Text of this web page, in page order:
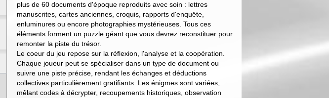
plus de 60 documents d'époque reproduits avec soin : lettres
manuscrites, cartes anciennes, croquis, rapports d'enquête,
enluminures ou encore photographies mystérieuses. Tous ces
éléments forment un puzzle géant que vous devrez reconstituer pour
remonter la piste du trésor.
Le coeur du jeu repose sur la réflexion, l'analyse et la coopération.
Chaque joueur peut se spécialiser dans un type de document ou
suivre une piste précise, rendant les échanges et déductions
collectives particulièrement gratifiants. Les énigmes sont variées,
mêlant codes à décrypter, recoupements historiques, observation